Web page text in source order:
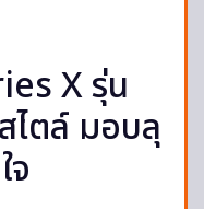
X รุ่น
ไตล์ มอบลุ
จ